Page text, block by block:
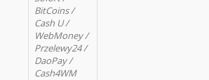
BitCoins /
Cash U /
WebMoney /
Przelewy24 /
DaoPay /
Cash4WM